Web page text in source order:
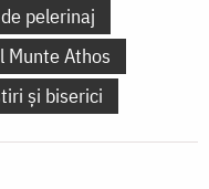
pelerinaj
Munte Athos
și biserici